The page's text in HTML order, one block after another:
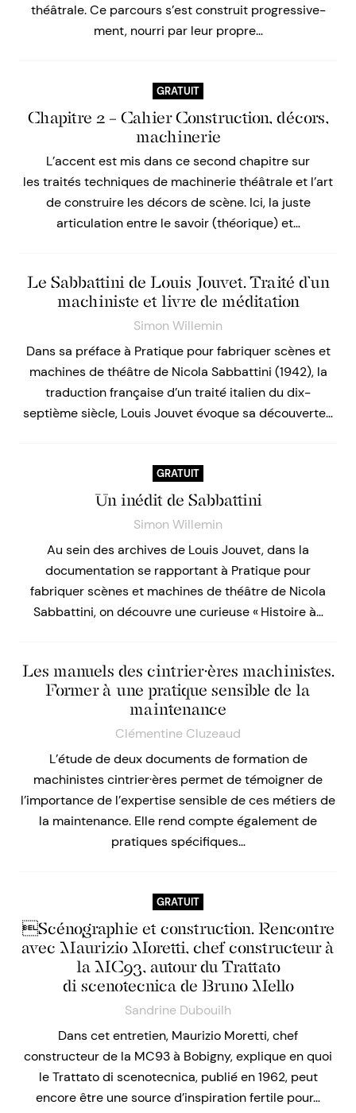
théâtrale. Ce parcours s’est construit progressive-
ment, nourri par leur propre…
GRATUIT
Chapitre 2 – Cahier Construction, décors,
machinerie
L’accent est mis dans ce second chapitre sur
les traités techniques de machinerie théâtrale et l’art
de construire les décors de scène. Ici, la juste
articulation entre le savoir (théorique) et…
Le Sabbattini de Louis Jouvet. Traité d’un
machiniste et livre de méditation
Simon Willemin
Dans sa préface à Pratique pour fabriquer scènes et
machines de théâtre de Nicola Sabbattini (1942), la
traduction française d’un traité italien du dix-
septième siècle, Louis Jouvet évoque sa découverte…
GRATUIT
Un inédit de Sabbattini
Simon Willemin
Au sein des archives de Louis Jouvet, dans la
documentation se rapportant à Pratique pour
fabriquer scènes et machines de théâtre de Nicola
Sabbattini, on découvre une curieuse « Histoire à…
Les manuels des cintrier·ères machinistes.
Former à une pratique sensible de la
maintenance
Clémentine Cluzeaud
L’étude de deux documents de formation de
machinistes cintrier·ères permet de témoigner de
l’importance de l’expertise sensible de ces métiers de
la maintenance. Elle rend compte également de
pratiques spécifiques…
GRATUIT
Scénographie et construction. Rencontre
avec Maurizio Moretti, chef constructeur à
la MC93, autour du Trattato
di scenotecnica de Bruno Mello
Sandrine Dubouilh
Dans cet entretien, Maurizio Moretti, chef
constructeur de la MC93 à Bobigny, explique en quoi
le Trattato di scenotecnica, publié en 1962, peut
encore être une source d’inspiration fertile pour…